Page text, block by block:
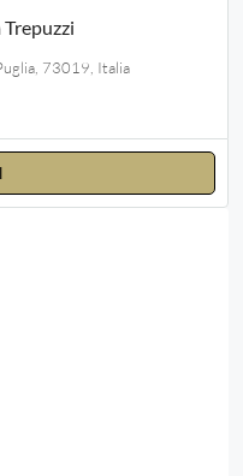
73019, Italia